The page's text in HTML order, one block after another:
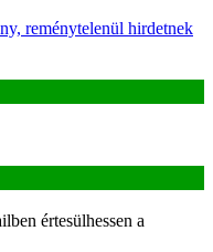
reménytelenül hirdetnek
értesülhessen a